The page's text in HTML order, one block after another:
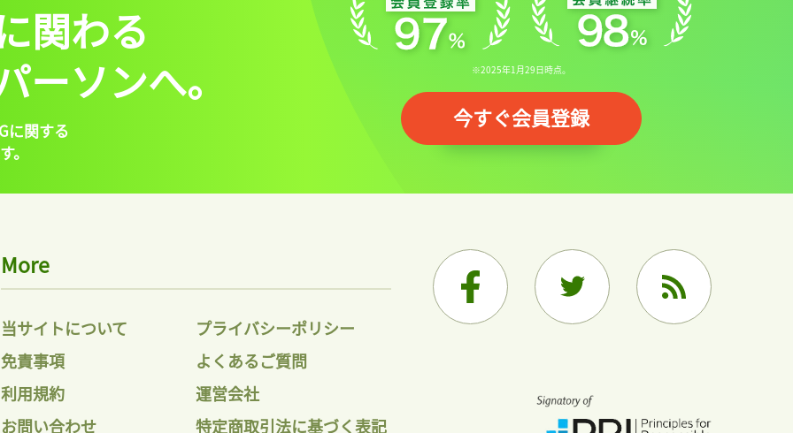
関わる
ーソンへ。
に関する
。
※2025年1月29日時点。
今すぐ会員登録
More
当サイトについて
プライバシーポリシー
免責事項
よくあるご質問
利用規約
運営会社
お問い合わせ
特定商取引法に基づく表記